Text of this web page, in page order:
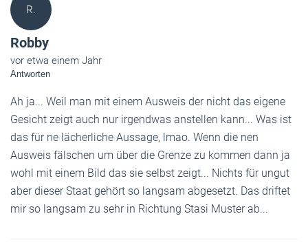
R.
Robby
vor etwa einem Jahr
Antworten
Ah ja... Weil man mit einem Ausweis der nicht das eigene
Gesicht zeigt auch nur irgendwas anstellen kann... Was ist
das für ne lächerliche Aussage, lmao. Wenn die nen
Ausweis fälschen um über die Grenze zu kommen dann ja
wohl mit einem Bild das sie selbst zeigt... Nichts für ungut
aber dieser Staat gehört so langsam abgesetzt. Das driftet
mir so langsam zu sehr in Richtung Stasi Muster ab...